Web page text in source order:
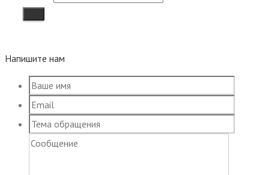
Напишите нам